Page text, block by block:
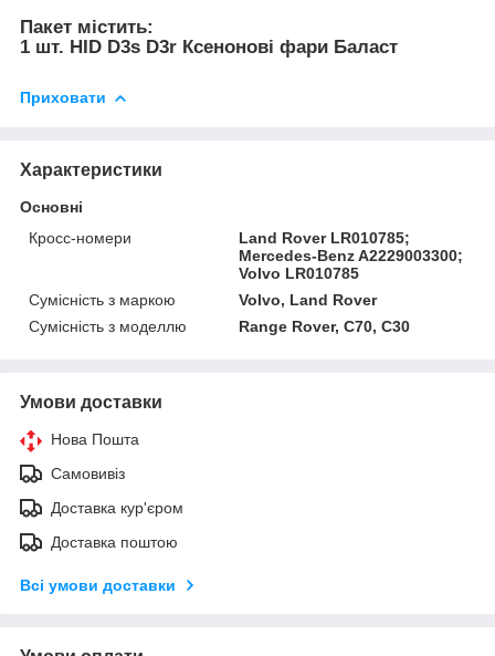
Пакет містить:
1 шт. HID D3s D3r Ксенонові фари Баласт
Приховати
Характеристики
Основні
Кросс-номери
Land Rover LR010785;
Mercedes-Benz A2229003300;
Volvo LR010785
Сумісність з маркою
Volvo, Land Rover
Сумісність з моделлю
Range Rover, C70, C30
Умови доставки
Нова Пошта
Самовивіз
Доставка кур'єром
Доставка поштою
Всі умови доставки